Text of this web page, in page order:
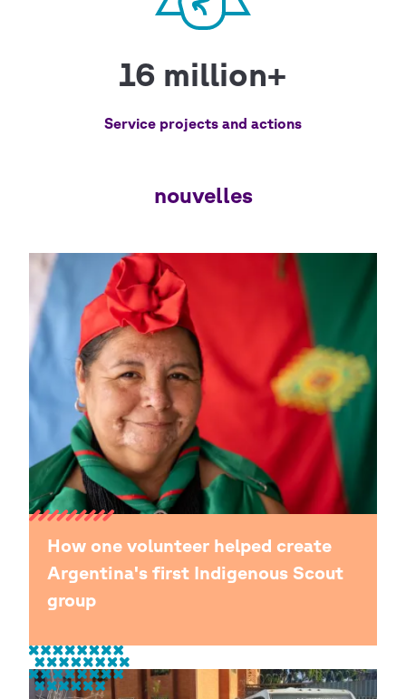
16 million+
Service projects and actions
nouvelles